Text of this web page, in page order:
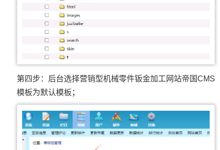
第四步：后台选择营销型机械零件钣金加工网站帝国CMS
模板为默认模板；